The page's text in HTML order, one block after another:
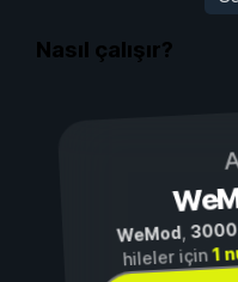
Nasıl çalışır?
WeMod,
hileler için1